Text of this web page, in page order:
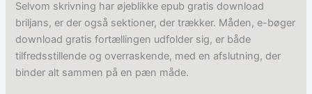
Selvom skrivning har øjeblikke epub gratis download
briljans, er der også sektioner, der trækker. Måden, e-bøger
download gratis fortællingen udfolder sig, er både
tilfredsstillende og overraskende, med en afslutning, der
binder alt sammen på en pæn måde.